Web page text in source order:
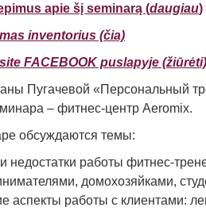
apie šį seminarą (daugiau)
inventorius (čia)
FACEBOOK puslapyje (žiūrėti)
Пугачевой «Персональный
– фитнес-центр Aeromix.
обсуждаются темы:
недостатки работы фитнес-
домохозяйками,
аспекты работы с клиентами: